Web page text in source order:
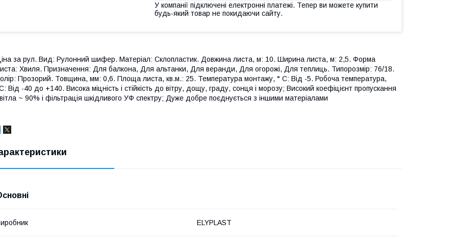
У компанії підключені електронні платежі. Тепер ви можете купити
будь-який товар не покидаючи сайту.
за рул. Вид: Рулонний шифер. Матеріал: Склопластик. Довжина листа, м: 10. Ширина листа, м: 2,5. Форма
Хвиля. Призначення: Для балкона, Для альтанки, Для веранди, Для огорожі, Для теплиць. Типорозмір: 76/18.
Прозорий. Товщина, мм: 0,6. Площа листа, кв.м.: 25. Температура монтажу, ° С: Від -5. Робоча температура,
Від -40 до +140. Висока міцність і стійкість до вітру, дощу, граду, сонця і морозу; Високий коефіцієнт пропускання
~ 90% і фільтрація шкідливого УФ спектру; Дуже добре поєднується з іншими матеріалами
ELYPLAST